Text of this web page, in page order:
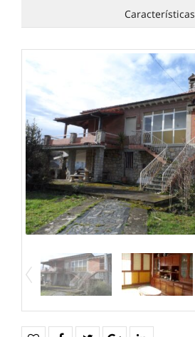
Características